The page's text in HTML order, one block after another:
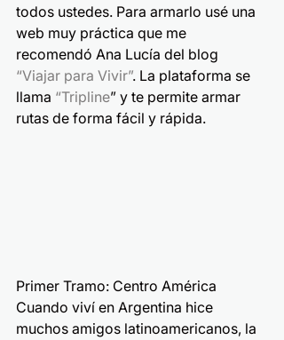
todos ustedes. Para armarlo usé una
web muy práctica que me
recomendó Ana Lucía del blog
“Viajar para Vivir”. La plataforma se
llama “Tripline” y te permite armar
rutas de forma fácil y rápida.
Primer Tramo: Centro América
Cuando viví en Argentina hice
muchos amigos latinoamericanos, la